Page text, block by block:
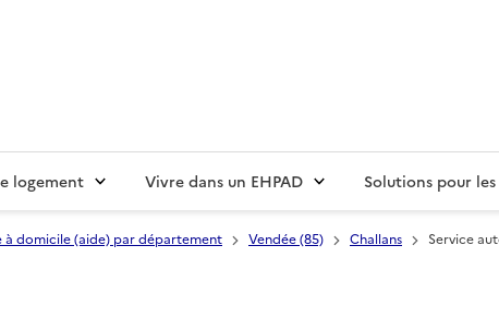
logement Vivre dans un EHPAD Solutions pour
à domicile (aide) par département Vendée (85) Challans
Service